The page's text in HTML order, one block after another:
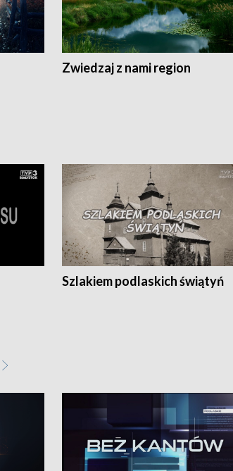
Zwiedzaj z nami region
Szlakiem podlaskich świątyń